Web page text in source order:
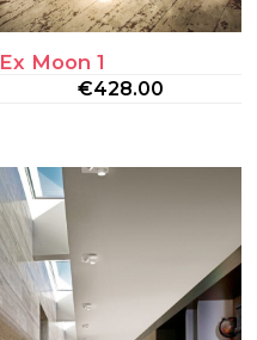
Ex Moon 1
€428.00